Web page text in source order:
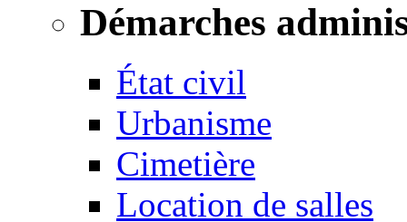
Démarches
État civil
Urbanisme
Cimetière
Location de salles